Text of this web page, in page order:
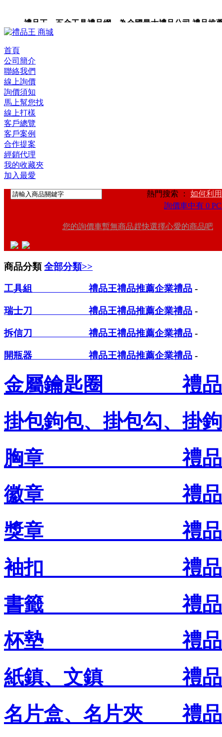
禮品王 五金工具禮品網 為全國最大禮品公司,禮品推
禮品卡,企業禮品,禮品小物,高級禮品,禮品網站。
首頁
公司簡介
聯絡我們
線上詢價
詢價須知
馬上幫您找
線上打樣
客戶總覽
客戶案例
合作提案
經銷代理
我的收藏夾
加入最愛
熱門搜索 ： 如何利
詢價車中有 0
您的詢價車暫無商品趕快選擇心愛的商品吧
商品分類 全部分類>>
工具組 禮品王禮品推薦企業禮品 -
瑞士刀 禮品王禮品推薦企業禮品 -
拆信刀 禮品王禮品推薦企業禮品 -
開瓶器 禮品王禮品推薦企業禮品 -
金屬鑰匙圈 禮品王
掛包鉤包、掛包勾
胸章 禮品王禮
徽章 禮品王禮
獎章 禮品王禮
袖扣 禮品王禮
書籤 禮品王禮
杯墊 禮品王禮
紙鎮、文鎮 禮品王
名片盒、名片夾 禮品